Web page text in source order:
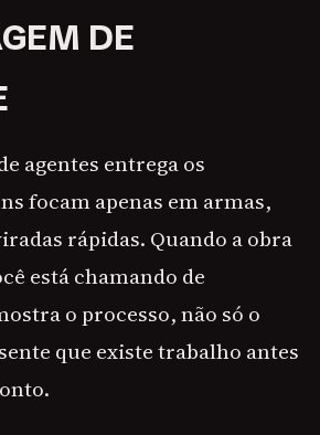
DE
agentes entrega os
focam apenas em armas,
rápidas. Quando a obra
está chamando de
o processo, não só o
que existe trabalho antes